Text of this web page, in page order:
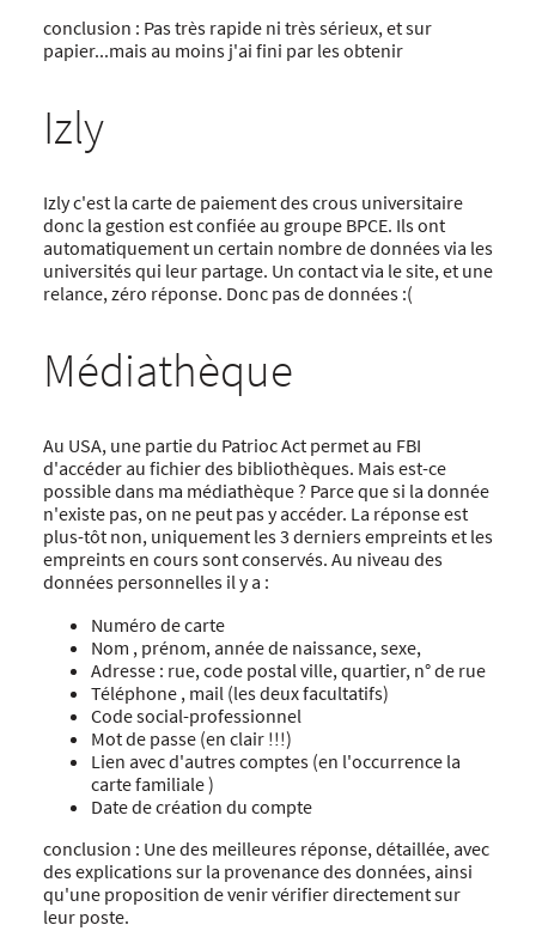
conclusion : Pas très rapide ni très sérieux, et sur
papier...mais au moins j'ai fini par les obtenir
Izly
Izly c'est la carte de paiement des crous universitaire
donc la gestion est confiée au groupe BPCE. Ils ont
automatiquement un certain nombre de données via les
universités qui leur partage. Un contact via le site, et une
relance, zéro réponse. Donc pas de données :(
Médiathèque
Au USA, une partie du Patrioc Act permet au FBI
d'accéder au fichier des bibliothèques. Mais est-ce
possible dans ma médiathèque ? Parce que si la donnée
n'existe pas, on ne peut pas y accéder. La réponse est
plus-tôt non, uniquement les 3 derniers empreints et les
empreints en cours sont conservés. Au niveau des
données personnelles il y a :
Numéro de carte
Nom , prénom, année de naissance, sexe,
Adresse : rue, code postal ville, quartier, n° de rue
Téléphone , mail (les deux facultatifs)
Code social-professionnel
Mot de passe (en clair !!!)
Lien avec d'autres comptes (en l'occurrence la
carte familiale )
Date de création du compte
conclusion : Une des meilleures réponse, détaillée, avec
des explications sur la provenance des données, ainsi
qu'une proposition de venir vérifier directement sur
leur poste.